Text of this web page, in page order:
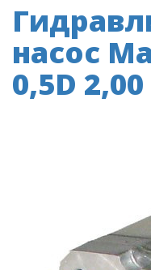
насос
0,5D 2,00